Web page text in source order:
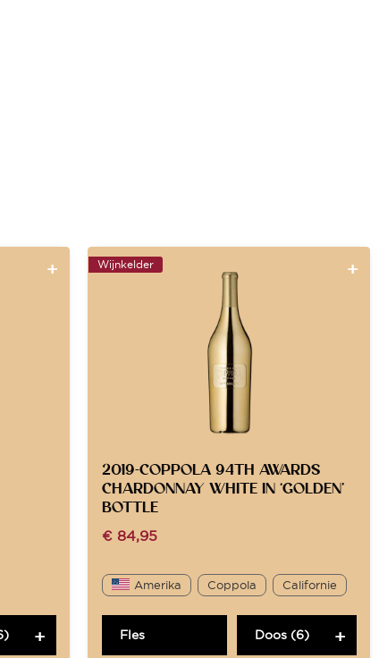
Wijnkelder
2019-COPPOLA 94TH AWARDS
CHARDONNAY WHITE IN ‘GOLDEN’
BOTTLE
€ 84,95
Amerika Coppola Californie
Fles Doos (6)